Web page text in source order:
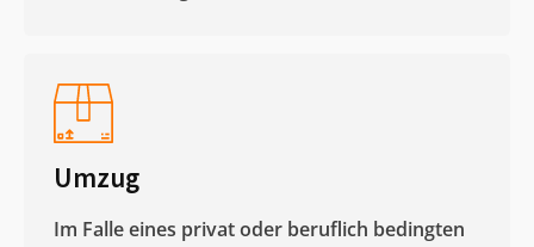
Umzug
Im Falle eines privat oder beruflich bedingten